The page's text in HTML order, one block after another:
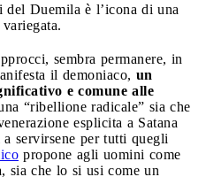
del Duemila è l’icona di una
sembra permanere, in
il demoniaco, un
e comune alle
“ribellione radicale” sia che
esplicita a Satana
servirsene per tutti quegli
propone agli uomini come
sia che lo si usi come un